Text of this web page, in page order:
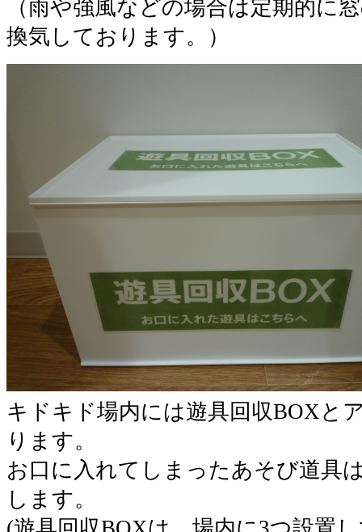
（雨や強風などの場合は定期的に
換気しております。）
キドキド場内には遊具回収BOXと
ります。
お口に入れてしまったあそび道具
します。